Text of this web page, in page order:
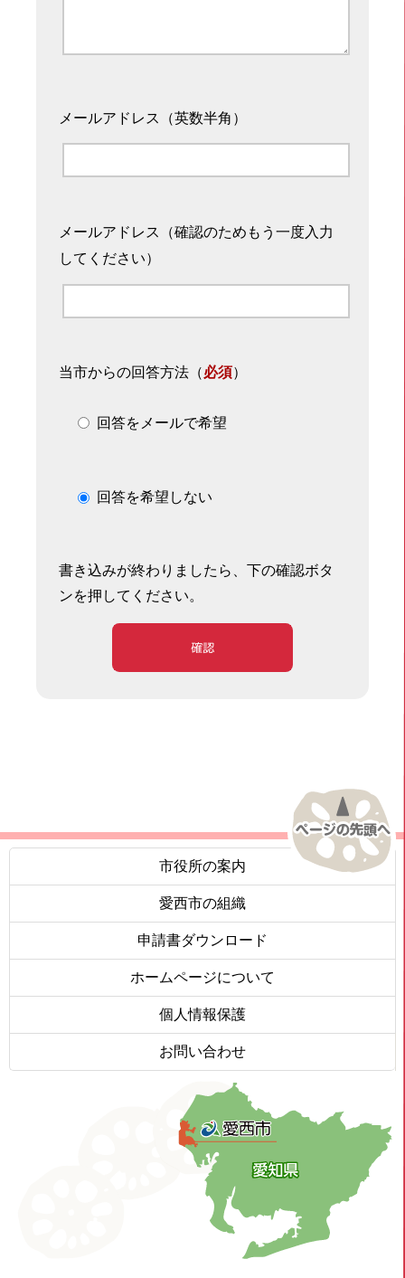
メールアドレス（英数半角）
メールアドレス（確認のためもう一度入力
してください）
当市からの回答方法 （必須）
回答をメールで希望
回答を希望しない
書き込みが終わりましたら、下の確認ボタ
ンを押してください。
確認
市役所の案内
愛西市の組織
申請書ダウンロード
ホームページについて
個人情報保護
お問い合わせ